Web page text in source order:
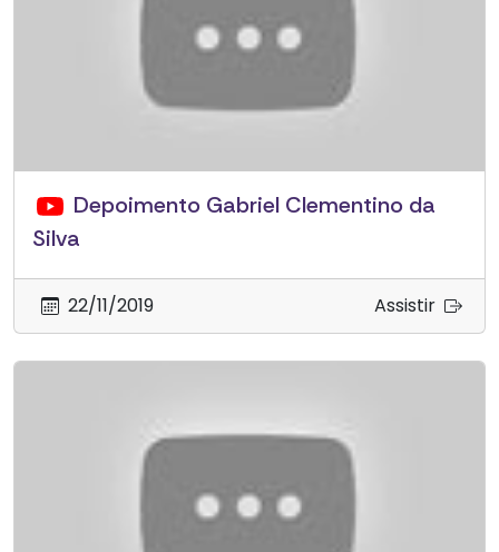
Depoimento Gabriel Clementino da
Silva
22/11/2019 Assistir